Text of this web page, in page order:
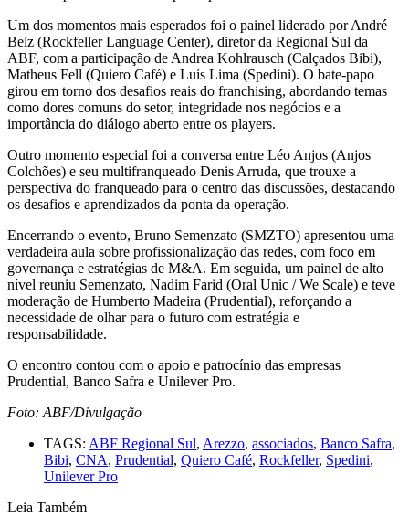
Um dos momentos mais esperados foi o painel liderado por André
Belz (Rockfeller Language Center), diretor da Regional Sul da
ABF, com a participação de Andrea Kohlrausch (Calçados Bibi),
Matheus Fell (Quiero Café) e Luís Lima (Spedini). O bate-papo
girou em torno dos desafios reais do franchising, abordando temas
como dores comuns do setor, integridade nos negócios e a
importância do diálogo aberto entre os players.
Outro momento especial foi a conversa entre Léo Anjos (Anjos
Colchões) e seu multifranqueado Denis Arruda, que trouxe a
perspectiva do franqueado para o centro das discussões, destacando
os desafios e aprendizados da ponta da operação.
Encerrando o evento, Bruno Semenzato (SMZTO) apresentou uma
verdadeira aula sobre profissionalização das redes, com foco em
governança e estratégias de M&A. Em seguida, um painel de alto
nível reuniu Semenzato, Nadim Farid (Oral Unic / We Scale) e teve
moderação de Humberto Madeira (Prudential), reforçando a
necessidade de olhar para o futuro com estratégia e
responsabilidade.
O encontro contou com o apoio e patrocínio das empresas
Prudential, Banco Safra e Unilever Pro.
Foto: ABF/Divulgação
TAGS: ABF Regional Sul, Arezzo, associados, Banco Safra,
Bibi, CNA, Prudential, Quiero Café, Rockfeller, Spedini,
Unilever Pro
Leia Também